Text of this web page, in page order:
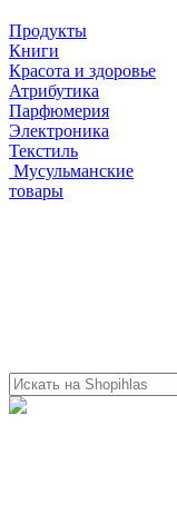
Продукты
Книги
Красота и здоровье
Атрибутика
Парфюмерия
Электроника
Текстиль
Мусульманские
товары